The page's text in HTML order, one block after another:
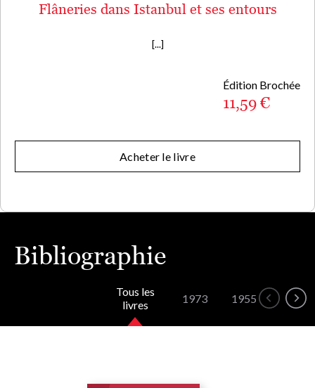
Flâneries dans Istanbul et ses entours
[...]
Édition Brochée
11,59 €
Acheter le livre
Bibliographie
Tous les
livres
1973 1955 1952